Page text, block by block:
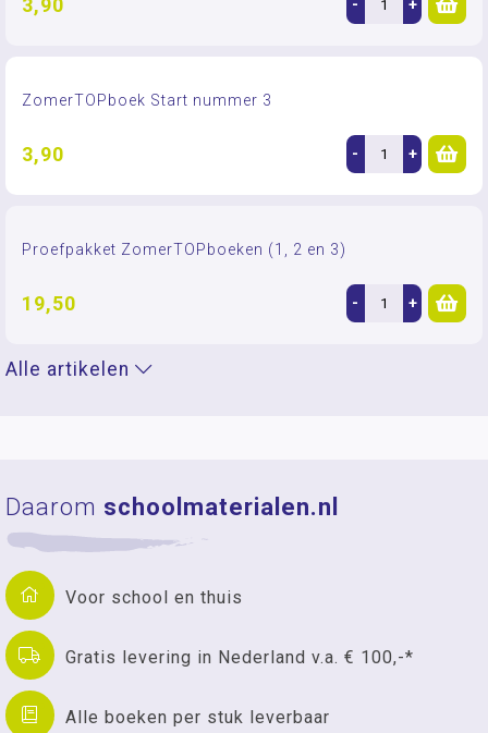
3,90 - +
ZomerTOPboek Start nummer 3
3,90 - +
Proefpakket ZomerTOPboeken (1, 2 en 3)
19,50 - +
Alle artikelen
Daarom schoolmaterialen.nl
Voor school en thuis
Gratis levering in Nederland v.a. € 100,-*
Alle boeken per stuk leverbaar